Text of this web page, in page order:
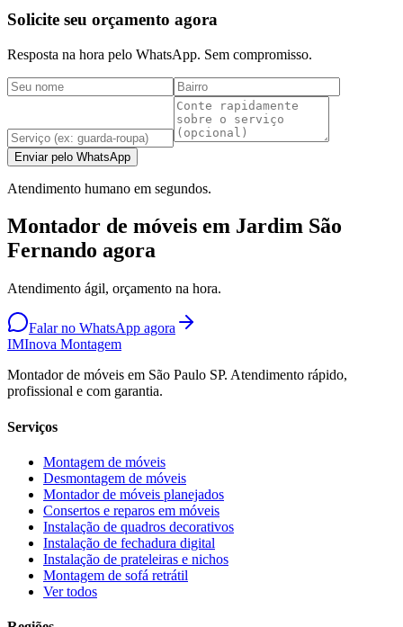
Solicite seu orçamento agora
Resposta na hora pelo WhatsApp. Sem compromisso.
Enviar pelo WhatsApp
Atendimento humano em segundos.
Montador de móveis em Jardim São
Fernando agora
Atendimento ágil, orçamento na hora.
Falar no WhatsApp agora
IMInova Montagem
Montador de móveis em São Paulo SP. Atendimento rápido,
profissional e com garantia.
Serviços
Montagem de móveis
Desmontagem de móveis
Montador de móveis planejados
Consertos e reparos em móveis
Instalação de quadros decorativos
Instalação de fechadura digital
Instalação de prateleiras e nichos
Montagem de sofá retrátil
Ver todos